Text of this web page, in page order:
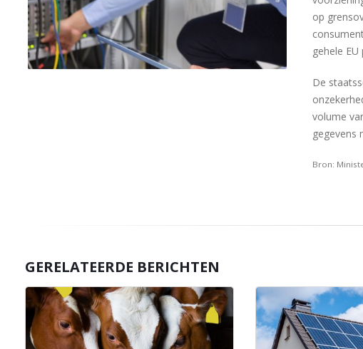
op
gehele
De
volume
gegevens
Bron:
GERELATEERDE BERICHTEN